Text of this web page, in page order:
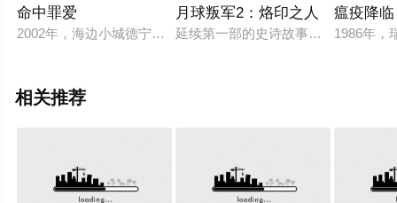
命中罪爱
2002年，海边小城德宁发生一起连环杀人案。赌徒孙兴旺被杀
月球叛军2：烙印之人
延续第一部的史诗故事，柯拉（索菲
瘟疫降临
1986年，
相关推荐